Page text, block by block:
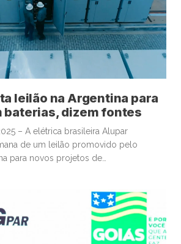
leilão na Argentina para
baterias, dizem fontes
– A elétrica brasileira Alupar
de um leilão promovido pelo
para novos projetos de
Latina. Após arrematar contratos em
em países como Peru, Chile […]